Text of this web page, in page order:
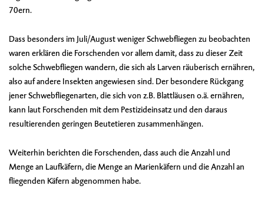
70ern.
Dass besonders im Juli/August weniger Schwebfliegen zu beobachten
waren erklären die Forschenden vor allem damit, dass zu dieser Zeit
solche Schwebfliegen wandern, die sich als Larven räuberisch ernähren,
also auf andere Insekten angewiesen sind. Der besondere Rückgang
jener Schwebfliegenarten, die sich von z.B. Blattläusen o.ä. ernähren,
kann laut Forschenden mit dem Pestizideinsatz und den daraus
resultierenden geringen Beutetieren zusammenhängen.
Weiterhin berichten die Forschenden, dass auch die Anzahl und
Menge an Laufkäfern, die Menge an Marienkäfern und die Anzahl an
fliegenden Käfern abgenommen habe.